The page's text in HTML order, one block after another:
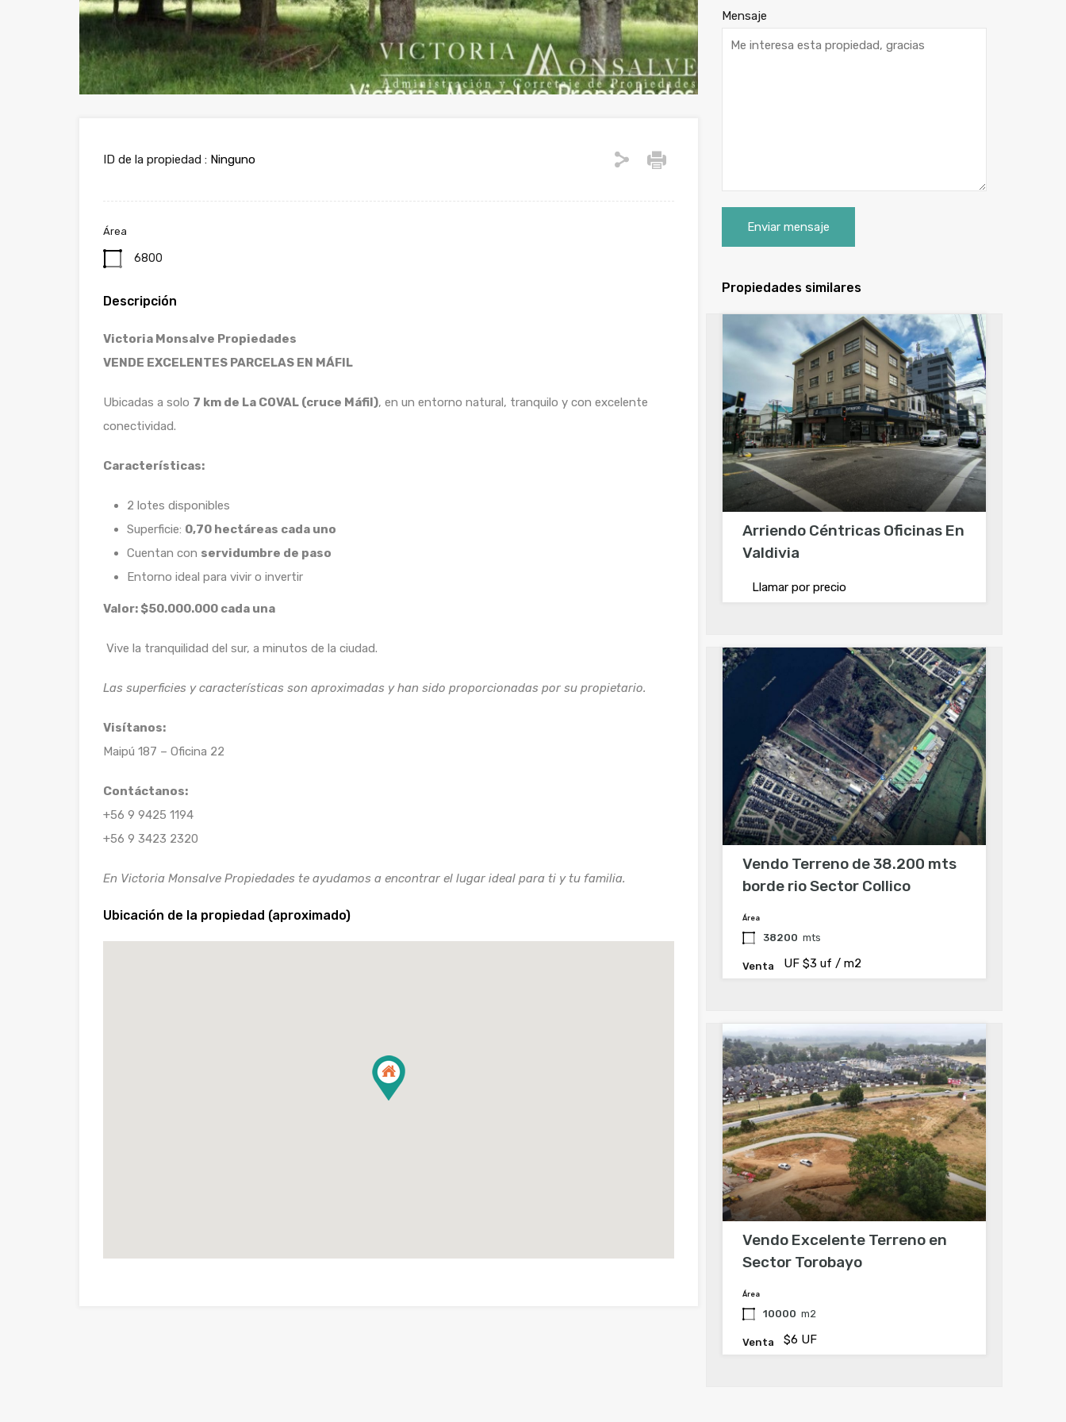
ID de la propiedad : Ninguno
Área
6800
Descripción
Victoria Monsalve Propiedades
VENDE EXCELENTES PARCELAS EN MÁFIL
Ubicadas a solo 7 km de La COVAL (cruce Máfil), en un entorno natural, tranquilo y con excelente
conectividad.
Características:
2 lotes disponibles
Superficie: 0,70 hectáreas cada uno
Cuentan con servidumbre de paso
Entorno ideal para vivir o invertir
Valor: $50.000.000 cada una
Vive la tranquilidad del sur, a minutos de la ciudad.
Las superficies y características son aproximadas y han sido proporcionadas por su propietario.
Visítanos:
Maipú 187 – Oficina 22
Contáctanos:
+56 9 9425 1194
+56 9 3423 2320
En Victoria Monsalve Propiedades te ayudamos a encontrar el lugar ideal para ti y tu familia.
Ubicación de la propiedad (aproximado)
Mensaje
Propiedades similares
Arriendo Céntricas Oficinas En
Valdivia
Llamar por precio
Vendo Terreno de 38.200 mts
borde rio Sector Collico
Área
38200 mts
Venta UF $3 uf / m2
Vendo Excelente Terreno en
Sector Torobayo
Área
10000 m2
Venta $6 UF